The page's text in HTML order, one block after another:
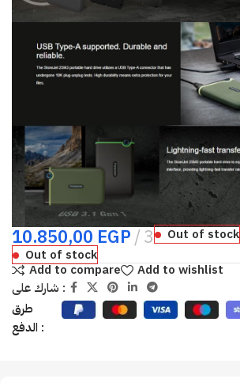
10.850,00 EGP 3
Out of stock
Out of stock
Add to compare
Add to wishlist
شارك على :
طرق
الدفع :